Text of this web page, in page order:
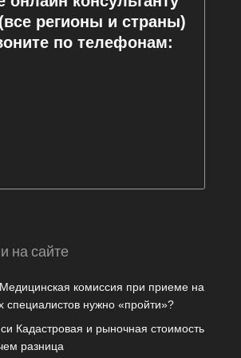
регионы и страны)
по телефонам:
на сайте
Медицинская комиссия при приеме на
специалистов нужно «пройти»?
Кадастровая и рыночная стоимость
разница